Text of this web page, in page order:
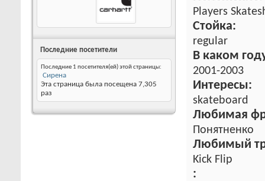
Последние посетители
Последние 1 посетителя(ей) этой страницы:
Сирена
Эта страница была посещена 7,305
раз
Players
Стойка:
regular
В каком
2001-2003
Интересы:
skateboard
Любимая
Понятненко
Любимый
Kick Flip
: